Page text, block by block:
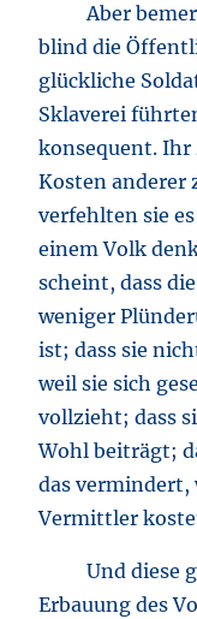
Aber
blind die
glückliche
Sklaverei
konsequent. Ihr
Kosten anderer
verfehlten sie
einem Volk
scheint, dass die
weniger
ist; dass sie
weil sie sich
vollzieht; dass
Wohl beiträgt;
das vermindert,
Vermittler
Und diese
Erbauung des